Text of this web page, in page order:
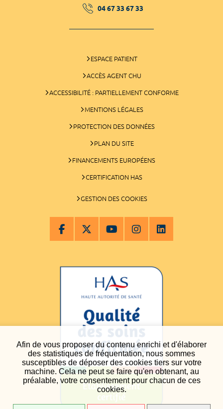
Afin de vous proposer du contenu enrichi et d'élaborer
des statistiques de fréquentation, nous sommes
susceptibles de déposer des cookies tiers sur votre
machine. Cela ne peut se faire qu'en obtenant, au
préalable, votre consentement pour chacun de ces
cookies.
04 67 33 67 33
ESPACE PATIENT
ACCÈS AGENT CHU
ACCESSIBILITÉ : PARTIELLEMENT CONFORME
MENTIONS LÉGALES
PROTECTION DES DONNÉES
PLAN DU SITE
FINANCEMENTS EUROPÉENS
CERTIFICATION HAS
GESTION DES COOKIES